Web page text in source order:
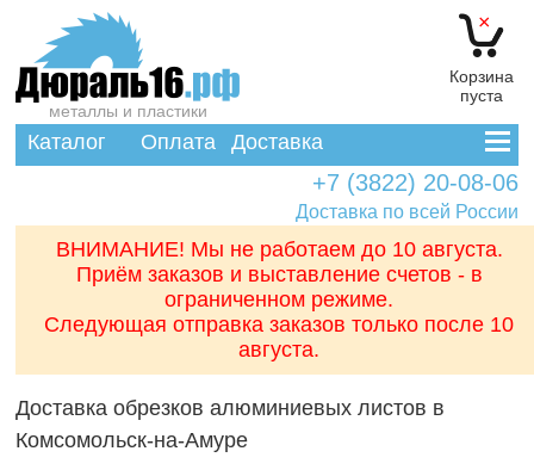
Доставка по всей России
×
Корзина
пуста
+7 (3822) 20-08-06
металлы и пластики
Каталог Оплата Доставка
ВНИМАНИЕ! Мы не работаем до 10 августа.
Приём заказов и выставление счетов - в
ограниченном режиме.
Следующая отправка заказов только после 10
августа.
Доставка обрезков алюминиевых листов в
Комсомольск-на-Амуре